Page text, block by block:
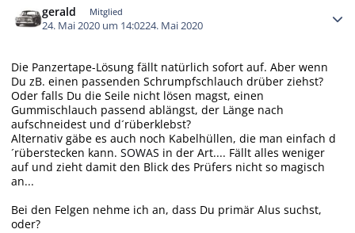
gerald Mitglied
24. Mai 2020 um 14:0224. Mai 2020
Die Panzertape-Lösung fällt natürlich sofort auf. Aber wenn
Du zB. einen passenden Schrumpfschlauch drüber ziehst?
Oder falls Du die Seile nicht lösen magst, einen
Gummischlauch passend ablängst, der Länge nach
aufschneidest und d´rüberklebst?
Alternativ gäbe es auch noch Kabelhüllen, die man einfach d
´rüberstecken kann. SOWAS in der Art.... Fällt alles weniger
auf und zieht damit den Blick des Prüfers nicht so magisch
an...
Bei den Felgen nehme ich an, dass Du primär Alus suchst,
oder?